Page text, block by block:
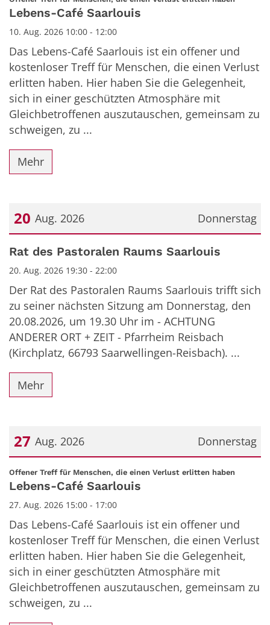
Lebens-Café Saarlouis
10. Aug. 2026 10:00 - 12:00
Das Lebens-Café Saarlouis ist ein offener und
kostenloser Treff für Menschen, die einen Verlust
erlitten haben. Hier haben Sie die Gelegenheit,
sich in einer geschützten Atmosphäre mit
Gleichbetroffenen auszutauschen, gemeinsam zu
schweigen, zu ...
Mehr
Donnerstag
20 Aug. 2026
Datum: 20. August 2026
Rat des Pastoralen Raums Saarlouis
20. Aug. 2026 19:30 - 22:00
Der Rat des Pastoralen Raums Saarlouis trifft sich
zu seiner nächsten Sitzung am Donnerstag, den
20.08.2026, um 19.30 Uhr im - ACHTUNG
ANDERER ORT + ZEIT - Pfarrheim Reisbach
(Kirchplatz, 66793 Saarwellingen-Reisbach). ...
Mehr
Donnerstag
27 Aug. 2026
Datum: 27. August 2026
Offener Treff für Menschen, die einen Verlust erlitten haben
Lebens-Café Saarlouis
27. Aug. 2026 15:00 - 17:00
Das Lebens-Café Saarlouis ist ein offener und
kostenloser Treff für Menschen, die einen Verlust
erlitten haben. Hier haben Sie die Gelegenheit,
sich in einer geschützten Atmosphäre mit
Gleichbetroffenen auszutauschen, gemeinsam zu
schweigen, zu ...